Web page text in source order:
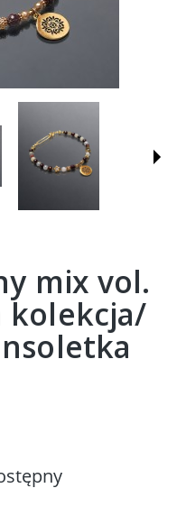
mix vol.
kolekcja/